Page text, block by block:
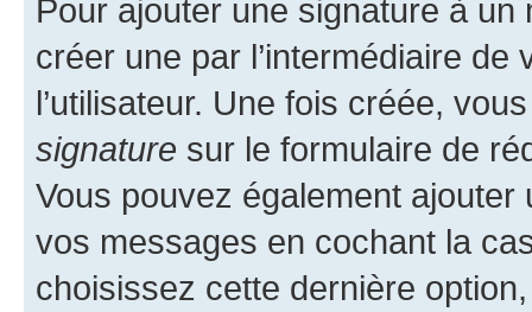
Pour ajouter une signature à un
créer une par l’intermédiaire
l’utilisateur. Une fois créée,
signature sur le formulaire de
Vous pouvez également
vos messages en cochant la
choisissez cette dernière